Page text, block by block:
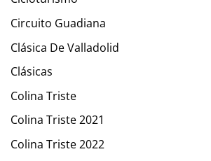
Circuito Guadiana
Clásica De Valladolid
Clásicas
Colina Triste
Colina Triste 2021
Colina Triste 2022